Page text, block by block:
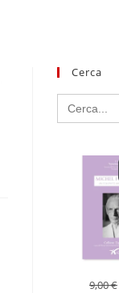
Cerca
Search
for:
9,00€